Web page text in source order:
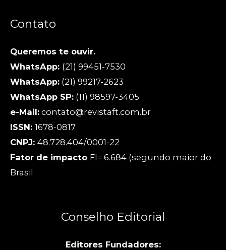
Contato
Queremos te ouvir.
WhatsApp: (21) 99451-7530
WhatsApp: (21) 99217-2623
WhatsApp SP: (11) 98597-3405
e-Mail: contato@revistaft.com.br
ISSN: 1678-0817
CNPJ: 48.728.404/0001-22
Fator de impacto FI= 6.684 (segundo maior do
Brasil
Conselho Editorial
Editores Fundadores: